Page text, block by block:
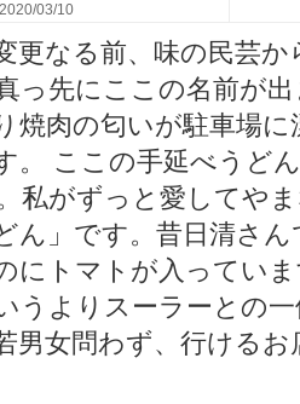
03/10
更なる前、味の民芸
っ先にここの名前が
焼肉の匂いが駐車場
。 ここの手延べうど
私がずっと愛してや
ん」です。昔日清さ
にトマトが入ってい
うよりスーラーとの
男女問わず、行ける